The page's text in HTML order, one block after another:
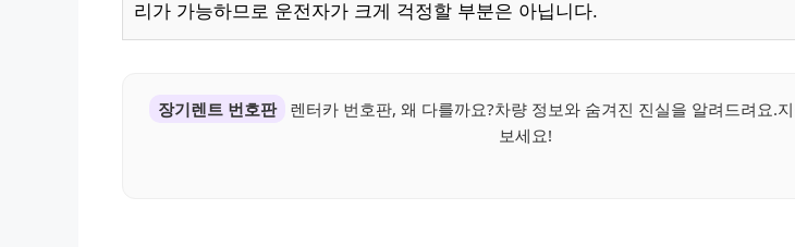
리가 가능하므로 운전자가 크게 걱정할 부분은 아닙니다.
장기렌트 번호판
렌터카 번호판, 왜 다를까요?차량 정보와 숨겨진 진실을 알려드려요.
보세요!